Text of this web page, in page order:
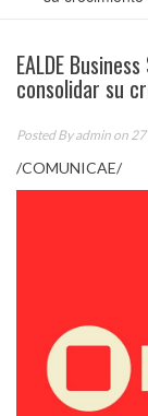
EALDE
consolidar su
Posted Byadmin on
/COMUNICAE/